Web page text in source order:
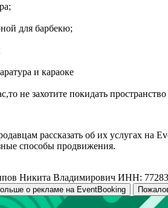
для барбекю;
и караоке
не захотите покидать пространство
рассказать об их услугах на
способы продвижения.
Никита Владимирович ИНН:
о рекламе на EventBooking